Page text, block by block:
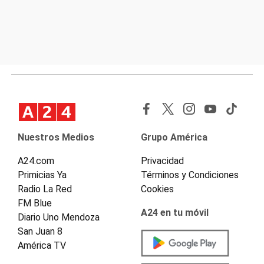
Nuestros Medios
A24.com
Primicias Ya
Radio La Red
FM Blue
Diario Uno Mendoza
San Juan 8
América TV
Grupo América
Privacidad
Términos y Condiciones
Cookies
A24 en tu móvil